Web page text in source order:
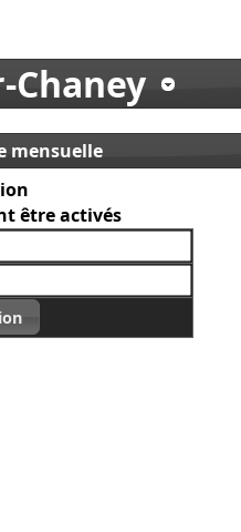
Chaney
mensuelle
être activés